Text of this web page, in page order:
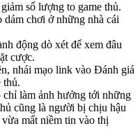
số lượng to game thủ.
chơi ở những nhà cái
động dò xét để xem đâu
cược.
nhái mạo link vào Đánh giá
thủ.
làm ảnh hưởng tới những
cũng là người bị chịu hậu
mất niềm tin vào thị